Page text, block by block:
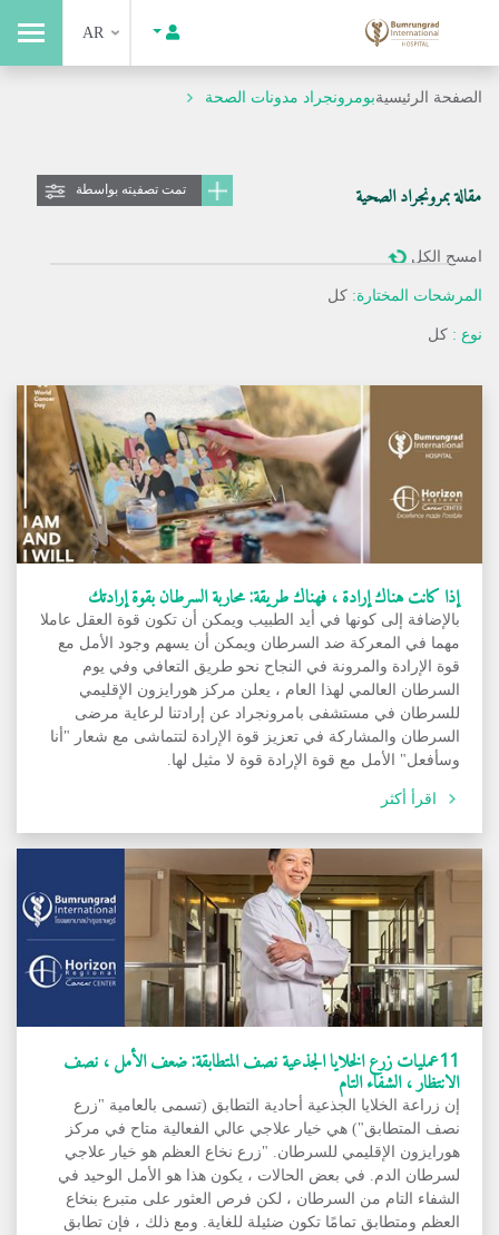
AR
الصفحة الرئيسيةبومرونجراد مدونات الصحة
مقالة بمرونجراد الصحية تمت تصفيته بواسطة
المرشحات المختارة: كل
نوع : كل
امسح الكل
إذا كانت هناك إرادة ، فهناك طريقة: محاربة السرطان بقوة إرادتك
بالإضافة إلى كونها في أيد الطبيب ويمكن أن تكون قوة العقل عاملا
مهما في المعركة ضد السرطان ويمكن أن يسهم وجود الأمل مع
قوة الإرادة والمرونة في النجاح نحو طريق التعافي وفي يوم
السرطان العالمي لهذا العام ، يعلن مركز هورايزون الإقليمي
للسرطان في مستشفى بامرونجراد عن إرادتنا لرعاية مرضى
السرطان والمشاركة في تعزيز قوة الإرادة لتتماشى مع شعار "أنا
وسأفعل" الأمل مع قوة الإرادة قوة لا مثيل لها.
اقرأ أكثر
11عمليات زرع الخلايا الجذعية نصف المتطابقة: ضعف الأمل ، نصف
الانتظار ، الشفاء التام
إن زراعة الخلايا الجذعية أحادية التطابق (تسمى بالعامية "زرع
نصف المتطابق") هي خيار علاجي عالي الفعالية متاح في مركز
هورايزون الإقليمي للسرطان. "زرع نخاع العظم هو خيار علاجي
لسرطان الدم. في بعض الحالات ، يكون هذا هو الأمل الوحيد في
الشفاء التام من السرطان ، لكن فرص العثور على متبرع بنخاع
العظم ومتطابق تمامًا تكون ضئيلة للغاية. ومع ذلك ، فإن تطابق